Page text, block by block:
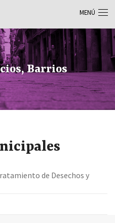
Barrios
de Desechos y
MENÚ